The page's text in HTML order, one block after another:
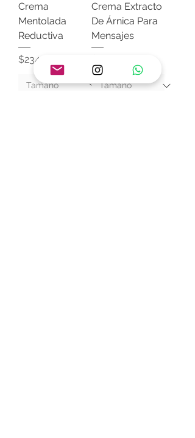
Crema
Mentolada
Reductiva
Precio
$234.27
Crema Extracto
De Árnica Para
Mensajes